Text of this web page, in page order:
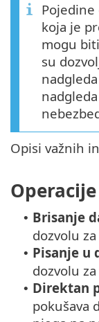
koja je
mogu
su
Opisi važnih
• Brisanje
dozvolu
• Pisanje u
dozvolu
• Direktan
pokušava